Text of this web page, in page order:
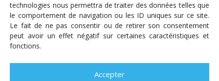
technologies nous permettra de traiter des données telles que
le comportement de navigation ou les ID uniques sur ce site.
Le fait de ne pas consentir ou de retirer son consentement
peut avoir un effet négatif sur certaines caractéristiques et
fonctions.
Accepter
Radio Judaica Strasbourg
Tous droits réservés
RADIO JUDAÏCA
ÉMISSIONS ET GRILLE DES PROGRAMMES
PODCASTS
UN DON
ADHÉRER MENTIONS LÉGALES
RÉAL.